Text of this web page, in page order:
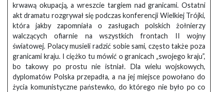
krwawą okupacją, a wreszcie targiem nad granicami. Ostatni
akt dramatu rozgrywał się podczas konferencji Wielkiej Trójki,
która jakby zapomniała o zasługach polskich żołnierzy
walczących ofiarnie na wszystkich frontach II wojny
światowej. Polacy musieli radzić sobie sami, często także poza
granicami kraju. I ciężko tu mówić o granicach „swojego kraju”,
bo takowy po prostu nie istniał. Dla wielu wojskowych,
dyplomatów Polska przepadła, a na jej miejsce powołano do
życia komunistyczne państewko, do którego nie było po co